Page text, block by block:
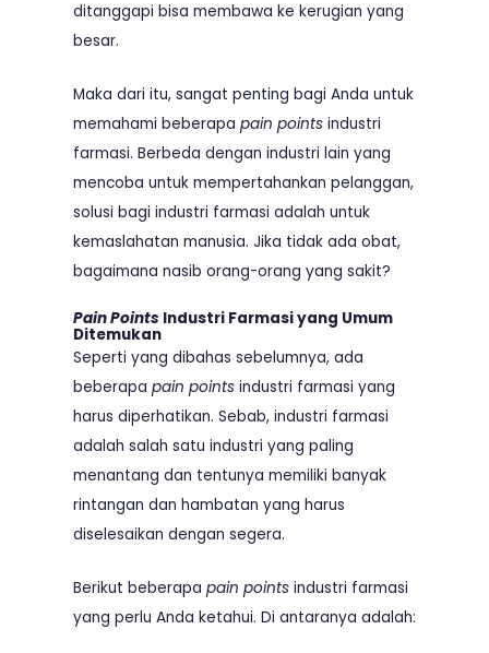
ditanggapi bisa membawa ke kerugian yang
besar.
Maka dari itu, sangat penting bagi Anda untuk
memahami beberapa pain points industri
farmasi. Berbeda dengan industri lain yang
mencoba untuk mempertahankan pelanggan,
solusi bagi industri farmasi adalah untuk
kemaslahatan manusia. Jika tidak ada obat,
bagaimana nasib orang-orang yang sakit?
Pain Points Industri Farmasi yang Umum
Ditemukan
Seperti yang dibahas sebelumnya, ada
beberapa pain points industri farmasi yang
harus diperhatikan. Sebab, industri farmasi
adalah salah satu industri yang paling
menantang dan tentunya memiliki banyak
rintangan dan hambatan yang harus
diselesaikan dengan segera.
Berikut beberapa pain points industri farmasi
yang perlu Anda ketahui. Di antaranya adalah: